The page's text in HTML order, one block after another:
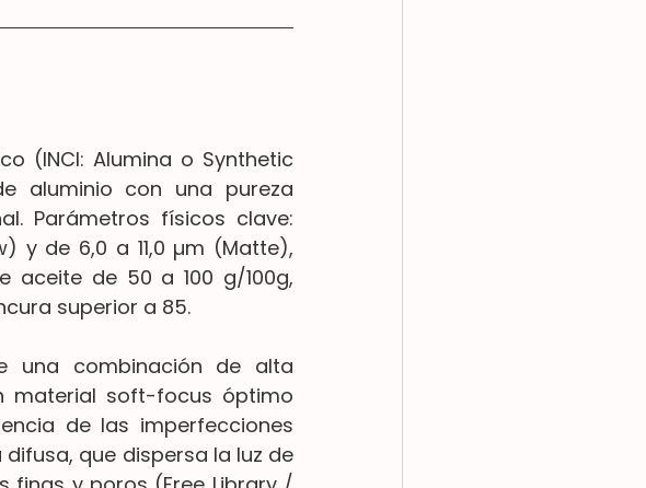
(INCI: Alumina o Synthetic
aluminio con una pureza
Parámetros físicos clave:
y de 6,0 a 11,0 µm (Matte),
aceite de 50 a 100 g/100g,
superior a 85.
una combinación de alta
material soft-focus óptimo
de las imperfecciones
que dispersa la luz de